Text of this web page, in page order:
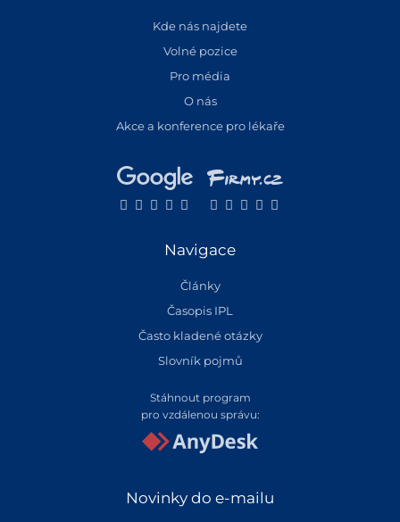
Kde nás najdete
Volné pozice
Pro média
O nás
Akce a konference pro lékaře
Navigace
Články
Časopis IPL
Často kladené otázky
Slovník pojmů
Stáhnout program
pro vzdálenou správu:
Novinky do e-mailu